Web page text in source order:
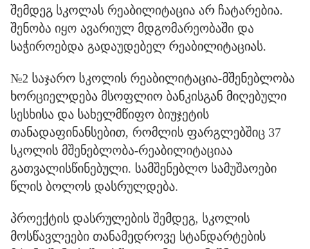
შემდეგ სკოლას რეაბილიტაცია არ ჩატარებია.
შენობა იყო ავარიულ მდგომარეობაში და
საჭიროებდა გადაუდებელ რეაბილიტაციას.
№2 საჯარო სკოლის რეაბილიტაცია-მშენებლობა
ხორციელდება მსოფლიო ბანკისგან მიღებული
სესხისა და სახელმწიფო ბიუჯეტის
თანადაფინანსებით, რომლის ფარგლებშიც 37
სკოლის მშენებლობა-რეაბილიტაციაა
გათვალისწინებული. სამშენებლო სამუშაოები
წლის ბოლოს დასრულდება.
პროექტის დასრულების შემდეგ, სკოლის
მოსწავლეები თანამედროვე სტანდარტების